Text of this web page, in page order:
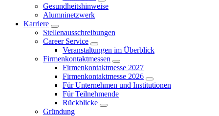
Gesundheitshinweise
Alumninetzwerk
Karriere
Stellenausschreibungen
Career Service
Veranstaltungen im Überblick
Firmenkontaktmessen
Firmenkontaktmesse 2027
Firmenkontaktmesse 2026
Für Unternehmen und Institutionen
Für Teilnehmende
Rückblicke
Gründung